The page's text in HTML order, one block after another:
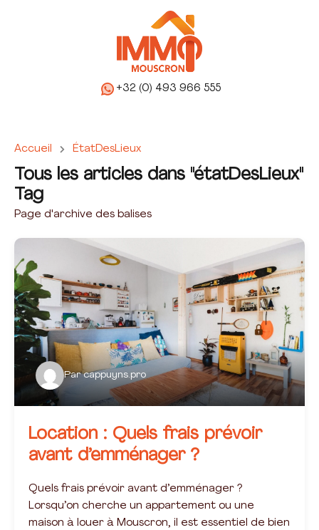
+32 (0) 493 966 555
Accueil ÉtatDesLieux
Tous les articles dans "étatDesLieux"
Tag
Page d'archive des balises
Par cappuyns.pro
Location : Quels frais prévoir
avant d’emménager ?
Quels frais prévoir avant d’emménager ?
Lorsqu’on cherche un appartement ou une
maison à louer à Mouscron, il est essentiel de bien